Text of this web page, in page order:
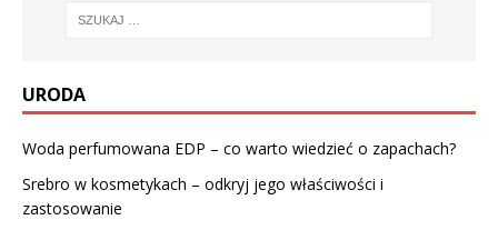
URODA
Woda perfumowana EDP – co warto wiedzieć o zapachach?
Srebro w kosmetykach – odkryj jego właściwości i
zastosowanie